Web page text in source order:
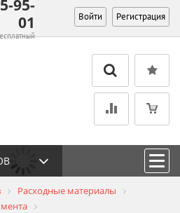
95-
01
Войти Регистрация
Расходные материалы